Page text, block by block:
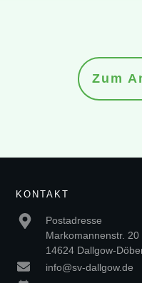
Zum
KONTAKT
Postadresse
Markomannenstr. 20
14624 Dallgow-
info@sv-dallgow.de